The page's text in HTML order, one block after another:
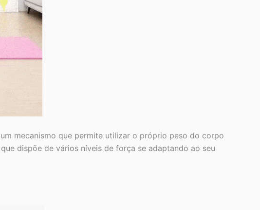
mecanismo que permite utilizar o próprio peso do corpo
dispõe de vários níveis de força se adaptando ao seu